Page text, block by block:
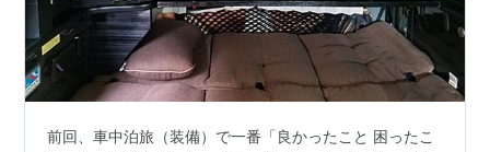
前回、車中泊旅（装備）で一番「良かったこと 困ったこ